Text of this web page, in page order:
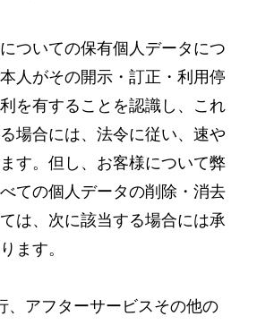
ついての保有個人データにつ
人がその開示・訂正・利用停
を有することを認識し、これ
場合には、法令に従い、速や
す。但し、お客様について弊
ての個人データの削除・消去
は、次に該当する場合には承
ます。
、アフターサービスその他の